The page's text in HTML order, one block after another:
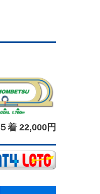
５着 22,000円